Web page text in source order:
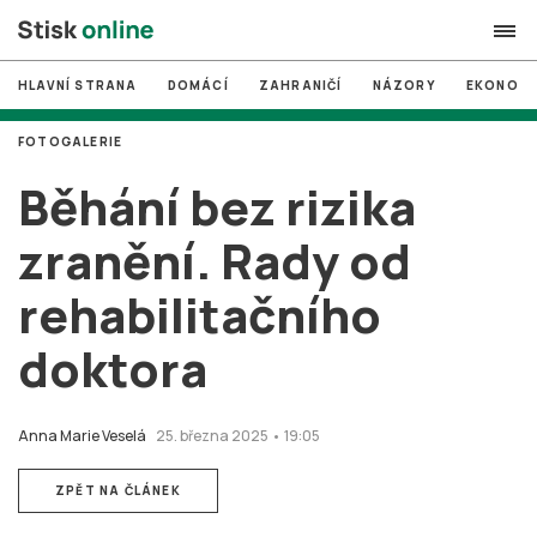
search
# MUNI
# Brno
# volby
login PŘIHLÁSIT SE
Zapomněli jste heslo?
HLAVNÍ STRANA DOMÁCÍ ZAHRANIČÍ NÁZORY
Běhání bez rizika
zranění. Rady od
rehabilitačního
doktora
Anna Marie Veselá 25. března 2025 • 19:05
FOTOGALERIE
ZPĚT NA ČLÁNEK